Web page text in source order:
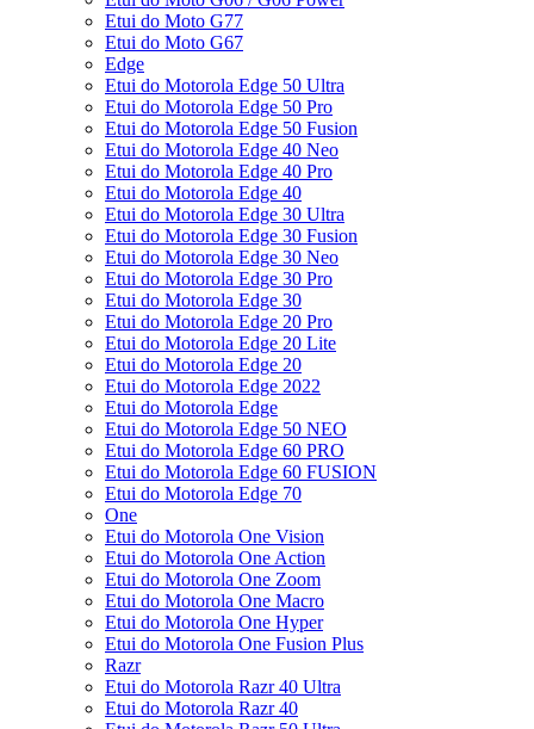
Etui do Moto G77
Etui do Moto G67
Edge
Etui do Motorola Edge 50 Ultra
Etui do Motorola Edge 50 Pro
Etui do Motorola Edge 50 Fusion
Etui do Motorola Edge 40 Neo
Etui do Motorola Edge 40 Pro
Etui do Motorola Edge 40
Etui do Motorola Edge 30 Ultra
Etui do Motorola Edge 30 Fusion
Etui do Motorola Edge 30 Neo
Etui do Motorola Edge 30 Pro
Etui do Motorola Edge 30
Etui do Motorola Edge 20 Pro
Etui do Motorola Edge 20 Lite
Etui do Motorola Edge 20
Etui do Motorola Edge 2022
Etui do Motorola Edge
Etui do Motorola Edge 50 NEO
Etui do Motorola Edge 60 PRO
Etui do Motorola Edge 60 FUSION
Etui do Motorola Edge 70
One
Etui do Motorola One Vision
Etui do Motorola One Action
Etui do Motorola One Zoom
Etui do Motorola One Macro
Etui do Motorola One Hyper
Etui do Motorola One Fusion Plus
Razr
Etui do Motorola Razr 40 Ultra
Etui do Motorola Razr 40